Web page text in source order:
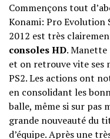
Commençons tout
Konami: Pro Evolution
2012 est très
consoles HD. Manette
et on retrouve vite ses
PS2. Les actions ont
en consolidant les
balle, même si sur pas
grande nouveauté du
d’équipe. Après une